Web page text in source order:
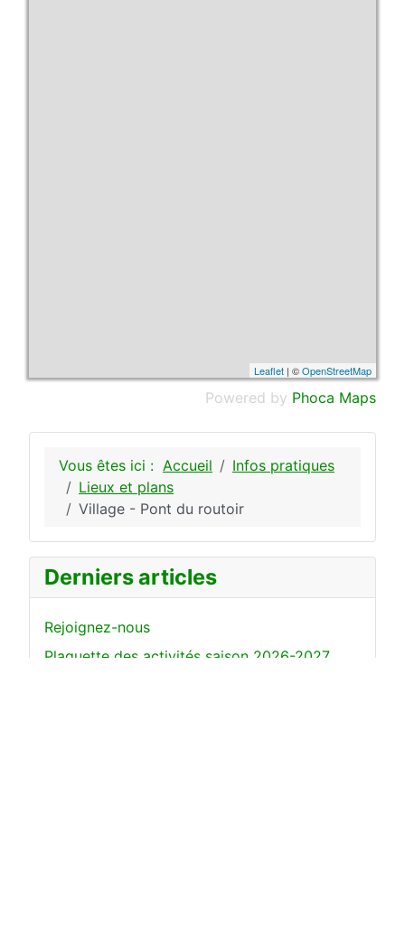
Leaflet | ©OpenStreetMap
Powered by Phoca Maps
Vous êtes ici : Accueil
Infos pratiques
Lieux et plans
Village - Pont du routoir
Derniers articles
Rejoignez-nous
Plaquette des activités saison 2026-2027